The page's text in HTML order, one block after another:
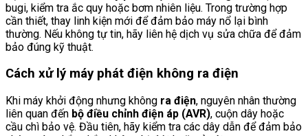
bugi, kiểm tra ắc quy hoặc bơm nhiên liệu. Trong trường hợp
cần thiết, thay linh kiện mới để đảm bảo máy nổ lại bình
thường. Nếu không tự tin, hãy liên hệ dịch vụ sửa chữa để đảm
bảo đúng kỹ thuật.
Cách xử lý máy phát điện không ra điện
Khi máy khởi động nhưng không ra điện, nguyên nhân thường
liên quan đến bộ điều chỉnh điện áp (AVR), cuộn dây hoặc
cầu chì bảo vệ. Đầu tiên, hãy kiểm tra các dây dẫn để đảm bảo